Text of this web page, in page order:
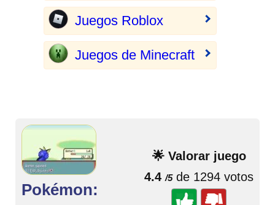
Juegos Roblox
Juegos de Minecraft
🌟 Valorar juego
4.4 /5de 1294 votos
Pokémon: